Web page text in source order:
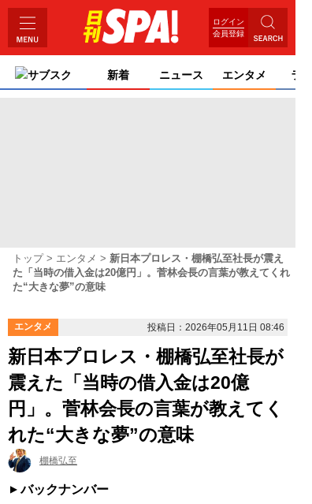
ログイン
会員登録
サブスク 新着 ニュース エンタメ ライ
トップ エンタメ
新日本プロレス・棚橋弘至社長が震え
た「当時の借入金は20億円」。菅林会長の言葉が教えてくれ
た“大きな夢”の意味
エンタメ 投稿日：2026年05月11日 08:46
新日本プロレス・棚橋弘至社長が
震えた「当時の借入金は20億
円」。菅林会長の言葉が教えてく
れた“大きな夢”の意味
棚橋弘至
バックナンバー